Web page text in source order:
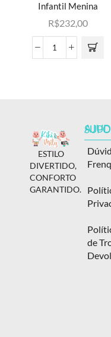
Infantil Menina
R$232,00
ESTILO
DIVERTIDO,
CONFORTO
GARANTIDO.
AJUDA E
de